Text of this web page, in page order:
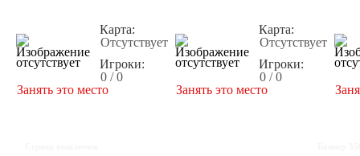
Карта:
Отсутствует
Игроки:
0 / 0
Занять это место
Карта:
Отсутствует
Игроки:
0 / 0
Занять это место